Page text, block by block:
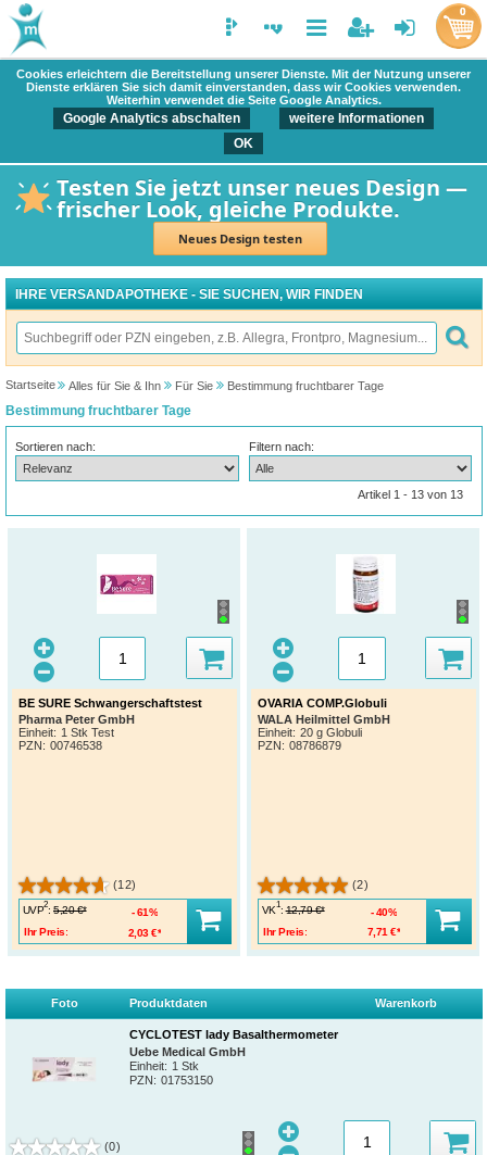
Cookies erleichtern die Bereitstellung unserer Dienste. Mit der Nutzung unserer
Dienste erklären Sie sich damit einverstanden, dass wir Cookies verwenden.
Weiterhin verwendet die Seite Google Analytics.
Google Analytics abschalten
weitere Informationen
OK
Testen Sie jetzt unser neues Design —
frischer Look, gleiche Produkte.
Neues Design testen
0
IHRE VERSANDAPOTHEKE - SIE SUCHEN, WIR FINDEN
Startseite Alles für Sie & Ihn Für Sie Bestimmung fruchtbarer Tage
Bestimmung fruchtbarer Tage
Sortieren nach: Filtern nach:
Artikel 1 - 13 von 13
BE SURE Schwangerschaftstest
Pharma Peter GmbH
Einheit: 1 Stk Test
PZN : 00746538
(12)
UVP
2
: 5,20 €*
Ihr Preis:
2,03 €*
61%
OVARIA COMP.Globuli
WALA Heilmittel GmbH
Einheit: 20 g Globuli
PZN : 08786879
(2)
VK
1
: 12,79 €*
Ihr Preis:
7,71 €*
40%
Foto Produktdaten Warenkorb
CYCLOTEST lady Basalthermometer
Uebe Medical GmbH
Einheit: 1 Stk
PZN: 01753150
(0)